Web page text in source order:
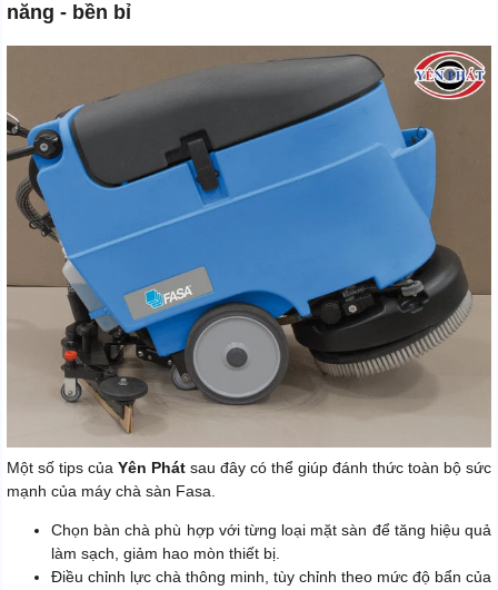
năng - bền bỉ
Một số tips của Yên Phát sau đây có thể giúp đánh thức toàn bộ sức
mạnh của máy chà sàn Fasa.
Chọn bàn chà phù hợp với từng loại mặt sàn để tăng hiệu quả
làm sạch, giảm hao mòn thiết bị.
Điều chỉnh lực chà thông minh, tùy chỉnh theo mức độ bẩn của